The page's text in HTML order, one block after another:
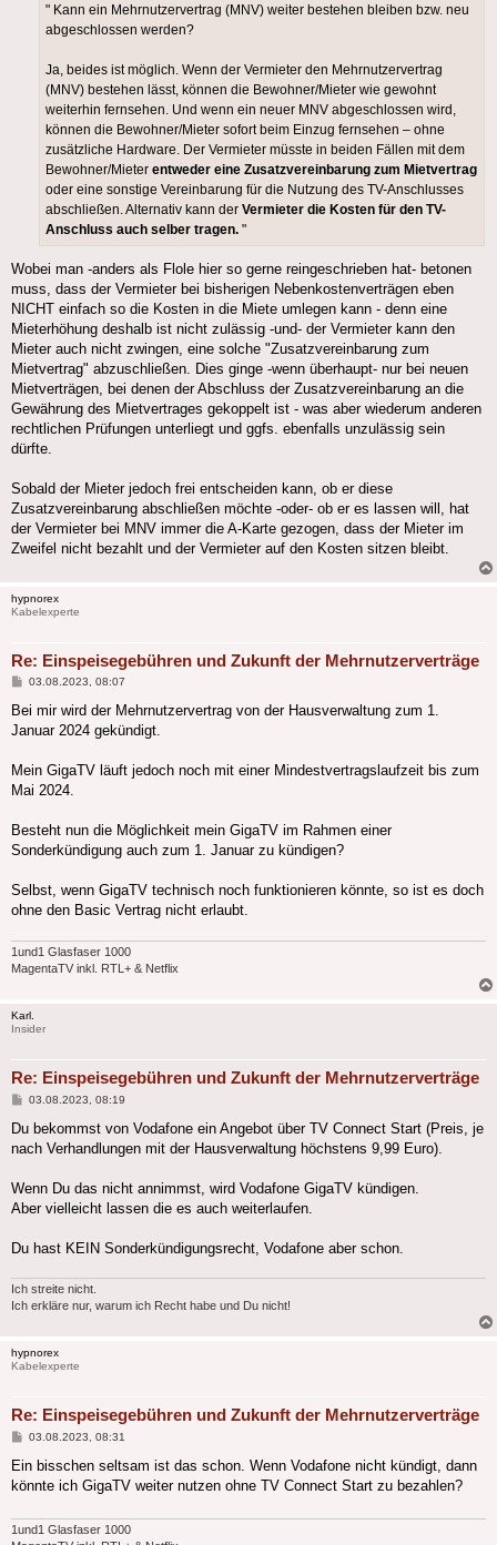
" Kann ein Mehrnutzervertrag (MNV) weiter bestehen bleiben bzw. neu
abgeschlossen werden?
Ja, beides ist möglich. Wenn der Vermieter den Mehrnutzervertrag
(MNV) bestehen lässt, können die Bewohner/Mieter wie gewohnt
weiterhin fernsehen. Und wenn ein neuer MNV abgeschlossen wird,
können die Bewohner/Mieter sofort beim Einzug fernsehen – ohne
zusätzliche Hardware. Der Vermieter müsste in beiden Fällen mit dem
Bewohner/Mieter entweder eine Zusatzvereinbarung zum Mietvertrag
oder eine sonstige Vereinbarung für die Nutzung des TV-Anschlusses
abschließen. Alternativ kann der Vermieter die Kosten für den TV-
Anschluss auch selber tragen. "
Wobei man -anders als Flole hier so gerne reingeschrieben hat- betonen
muss, dass der Vermieter bei bisherigen Nebenkostenverträgen eben
NICHT einfach so die Kosten in die Miete umlegen kann - denn eine
Mieterhöhung deshalb ist nicht zulässig -und- der Vermieter kann den
Mieter auch nicht zwingen, eine solche "Zusatzvereinbarung zum
Mietvertrag" abzuschließen. Dies ginge -wenn überhaupt- nur bei neuen
Mietverträgen, bei denen der Abschluss der Zusatzvereinbarung an die
Gewährung des Mietvertrages gekoppelt ist - was aber wiederum anderen
rechtlichen Prüfungen unterliegt und ggfs. ebenfalls unzulässig sein
dürfte.
Sobald der Mieter jedoch frei entscheiden kann, ob er diese
Zusatzvereinbarung abschließen möchte -oder- ob er es lassen will, hat
der Vermieter bei MNV immer die A-Karte gezogen, dass der Mieter im
Zweifel nicht bezahlt und der Vermieter auf den Kosten sitzen bleibt.
hypnorex
Kabelexperte
Re: Einspeisegebühren und Zukunft der Mehrnutzerverträge
Beitrag
03.08.2023, 08:07
Bei mir wird der Mehrnutzervertrag von der Hausverwaltung zum 1.
Januar 2024 gekündigt.
Mein GigaTV läuft jedoch noch mit einer Mindestvertragslaufzeit bis zum
Mai 2024.
Besteht nun die Möglichkeit mein GigaTV im Rahmen einer
Sonderkündigung auch zum 1. Januar zu kündigen?
Selbst, wenn GigaTV technisch noch funktionieren könnte, so ist es doch
ohne den Basic Vertrag nicht erlaubt.
1und1 Glasfaser 1000
MagentaTV inkl. RTL+ & Netflix
Karl.
Insider
Re: Einspeisegebühren und Zukunft der Mehrnutzerverträge
Beitrag
03.08.2023, 08:19
Du bekommst von Vodafone ein Angebot über TV Connect Start (Preis, je
nach Verhandlungen mit der Hausverwaltung höchstens 9,99 Euro).
Wenn Du das nicht annimmst, wird Vodafone GigaTV kündigen.
Aber vielleicht lassen die es auch weiterlaufen.
Du hast KEIN Sonderkündigungsrecht, Vodafone aber schon.
Ich streite nicht.
Ich erkläre nur, warum ich Recht habe und Du nicht!
hypnorex
Kabelexperte
Re: Einspeisegebühren und Zukunft der Mehrnutzerverträge
Beitrag
03.08.2023, 08:31
Ein bisschen seltsam ist das schon. Wenn Vodafone nicht kündigt, dann
könnte ich GigaTV weiter nutzen ohne TV Connect Start zu bezahlen?
1und1 Glasfaser 1000